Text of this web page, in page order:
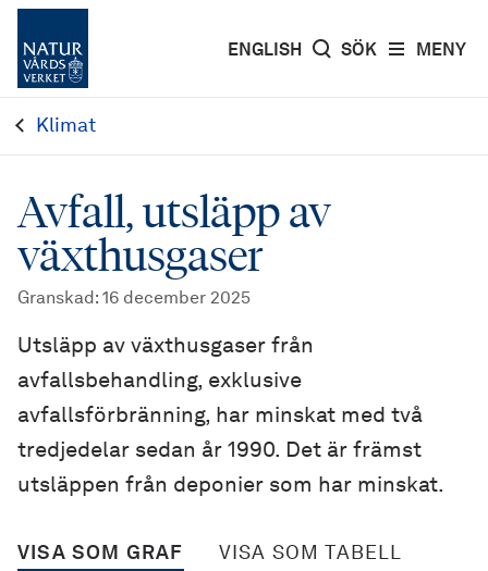
MENY
ENGLISH SÖK
Klimat
Avfall, utsläpp av
växthusgaser
Granskad : 16 december 2025
Utsläpp av växthusgaser från
avfallsbehandling, exklusive
avfallsförbränning, har minskat med två
tredjedelar sedan år 1990. Det är främst
utsläppen från deponier som har minskat.
VISA SOM GRAF VISA SOM TABELL